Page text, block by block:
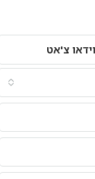
וידאו צ'אט